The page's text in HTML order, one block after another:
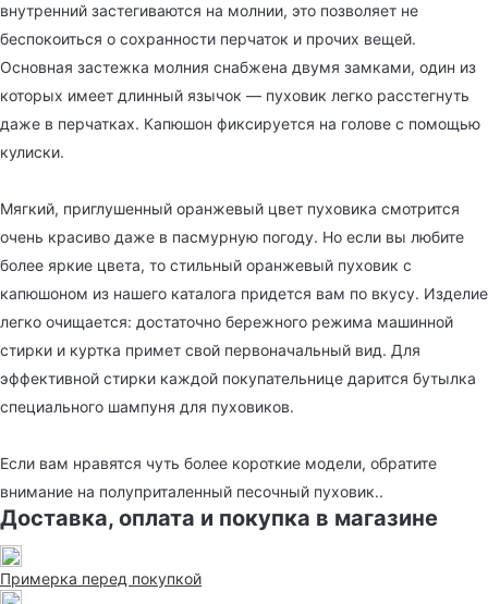
внутренний застегиваются на молнии, это позволяет не
беспокоиться о сохранности перчаток и прочих вещей.
Основная застежка молния снабжена двумя замками, один из
которых имеет длинный язычок — пуховик легко расстегнуть
даже в перчатках. Капюшон фиксируется на голове с помощью
кулиски.
Мягкий, приглушенный оранжевый цвет пуховика смотрится
очень красиво даже в пасмурную погоду. Но если вы любите
более яркие цвета, то стильный оранжевый пуховик с
капюшоном из нашего каталога придется вам по вкусу. Изделие
легко очищается: достаточно бережного режима машинной
стирки и куртка примет свой первоначальный вид. Для
эффективной стирки каждой покупательнице дарится бутылка
специального шампуня для пуховиков.
Если вам нравятся чуть более короткие модели, обратите
внимание на полуприталенный песочный пуховик..
Доставка, оплата и покупка в магазине
Примерка перед покупкой